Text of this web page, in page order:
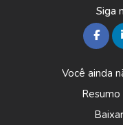
Siga
Você ainda